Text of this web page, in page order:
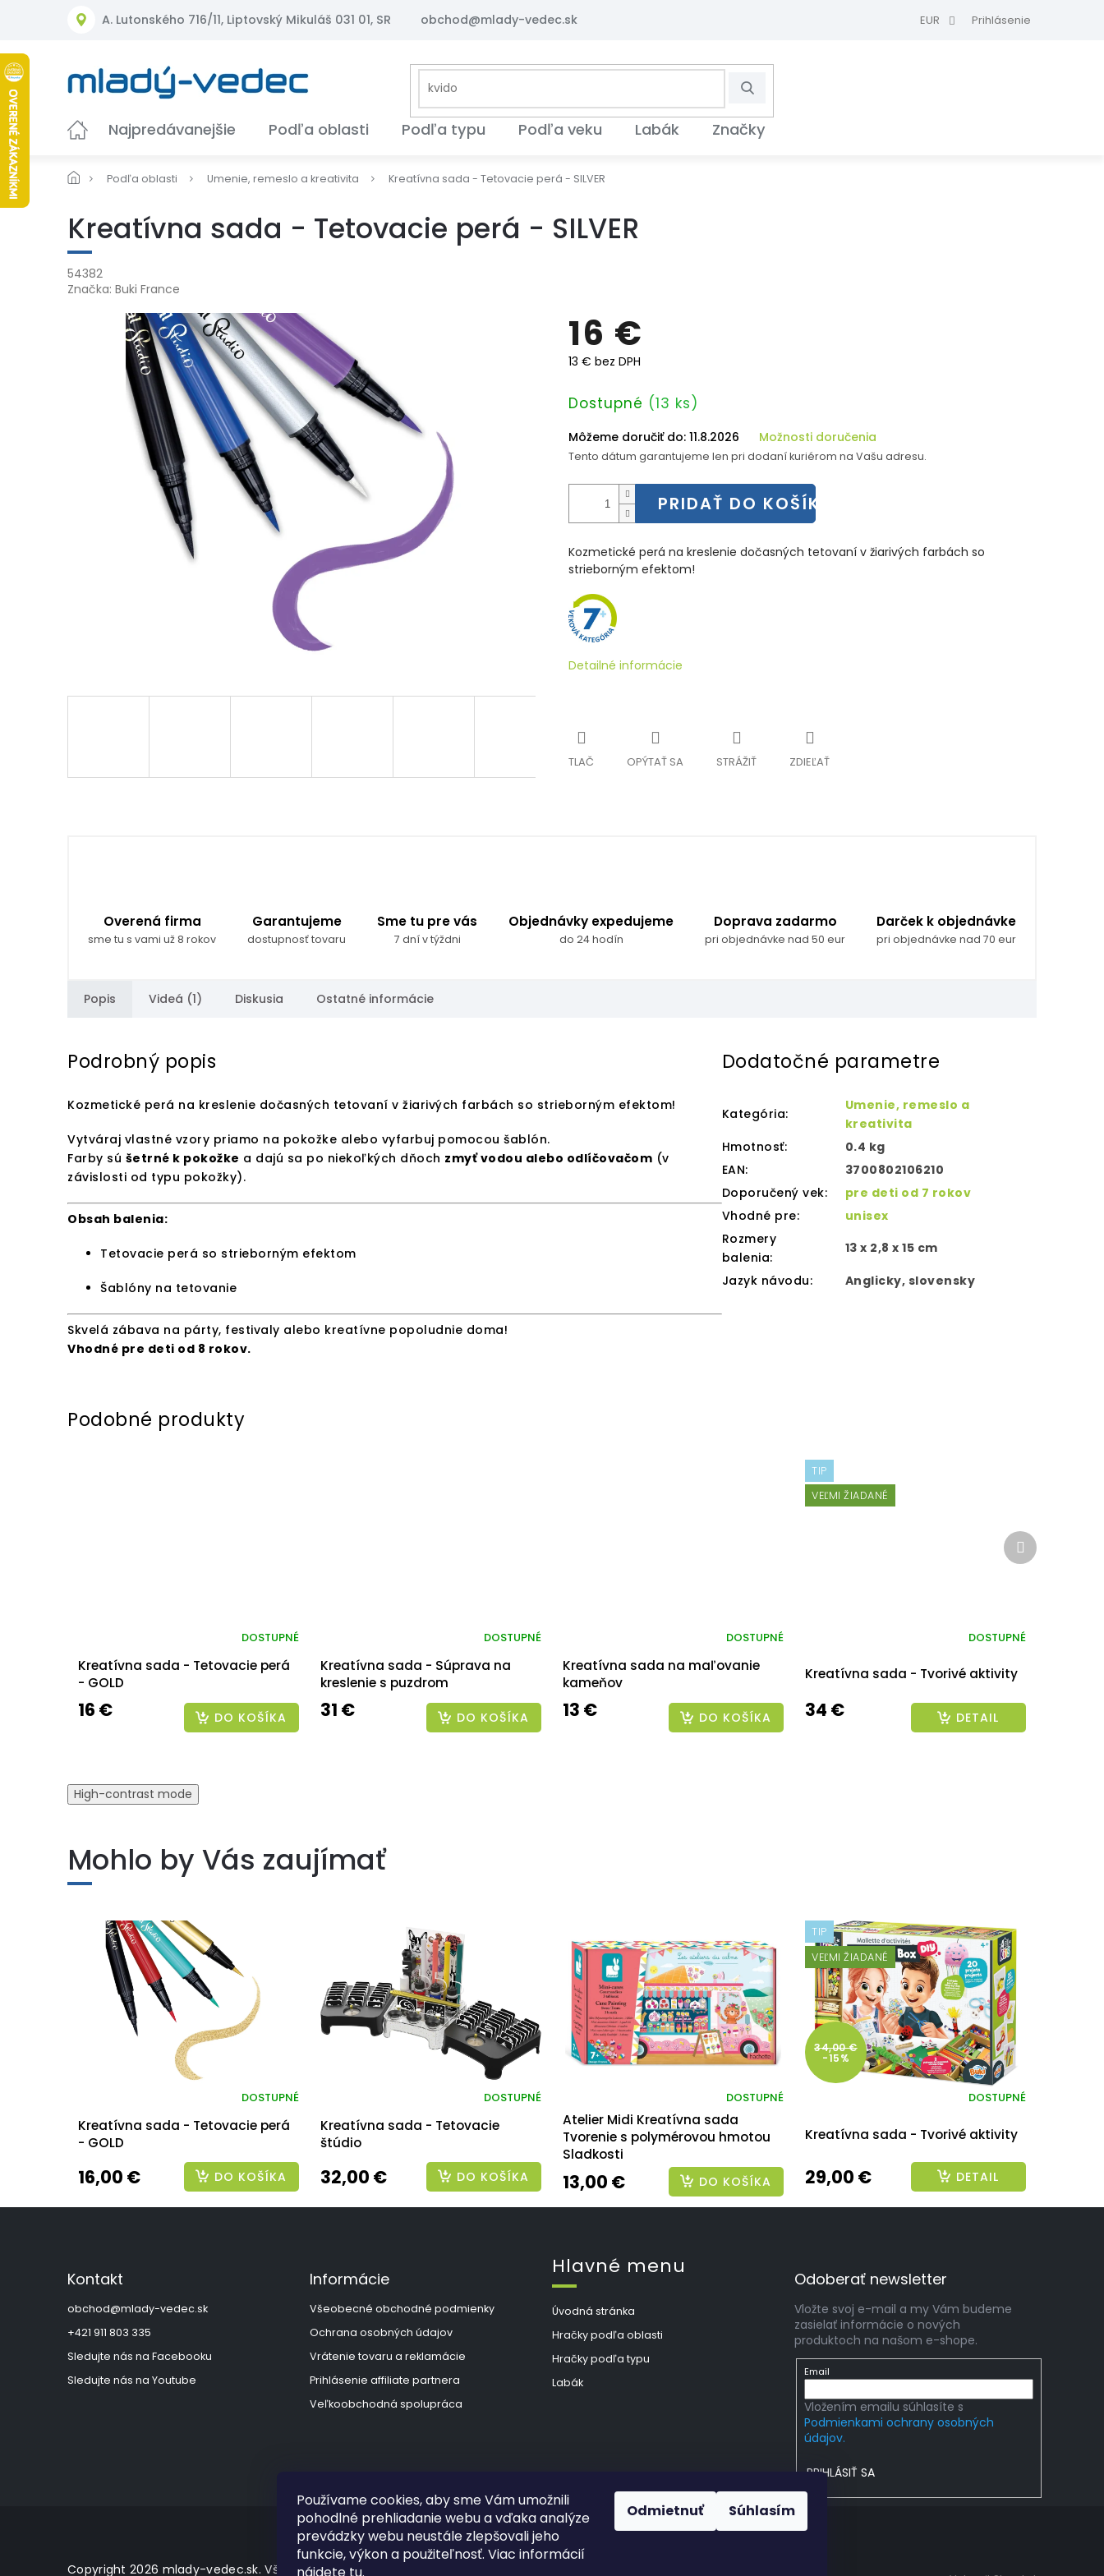
Používame cookies, aby sme Vám umožnili
pohodlné prehliadanie webu a vďaka analýze
prevádzky webu neustále zlepšovali jeho
funkcie, výkon a použiteľnosť. Viac informácií
Odmietnuť Súhlasím
A. Lutonského 716/11, Liptovský Mikuláš 031 01, SR obchod@mlady-vedec.sk EUR Prihlásenie
Hľadať
Najpredávanejšie Podľa oblasti Podľa typu Podľa veku Labák Značky
Podľa oblasti Umenie, remeslo a kreativita Kreatívna sada - Tetovacie perá - SILVER
Kreatívna sada - Tetovacie perá - SILVER
54382
Značka: Buki France
16 €
13 € bez DPH
Jednotková
Dostupné (13 ks)
Môžeme doručiť do: 11.8.2026 Možnosti doručenia
Tento dátum garantujeme len pri dodaní kuriérom na Vašu adresu.
PRIDAŤ DO KOŠÍKA
Kozmetické perá na kreslenie dočasných tetovaní v žiarivých farbách so
strieborným efektom!
Detailné informácie
TLAČ OPÝTAŤ SA STRÁŽIŤ ZDIEĽAŤ
Overená firma
sme tu s vami už 8 rokov
Garantujeme
dostupnosť tovaru
Sme tu pre vás
7 dní v týždni
Objednávky expedujeme
do 24 hodín
Doprava zadarmo
pri objednávke nad 50 eur
Darček k objednávke
pri objednávke nad 70 eur
Popis Videá (1) Diskusia Ostatné informácie
Podrobný popis
Kozmetické perá na kreslenie dočasných tetovaní v žiarivých farbách so strieborným efektom!
Vytváraj vlastné vzory priamo na pokožke alebo vyfarbuj pomocou šablón.
Farby sú šetrné k pokožke a dajú sa po niekoľkých dňoch zmyť vodou alebo odlíčovačom (v
závislosti od typu pokožky).
Obsah balenia:
Tetovacie perá so strieborným efektom
Šablóny na tetovanie
Skvelá zábava na párty, festivaly alebo kreatívne popoludnie doma!
Vhodné pre deti od 8 rokov.
Dodatočné parametre
Kategória:
Umenie, remeslo a
kreativita
Hmotnosť:
0.4 kg
EAN:
3700802106210
Doporučený vek:
pre deti od 7 rokov
Vhodné pre:
unisex
Rozmery
balenia:
13 x 2,8 x 15 cm
Jazyk návodu: Anglicky, slovensky
Kreatívna sada - Tetovacie perá
- GOLD
DOSTUPNÉ
16 € DO KOŠÍKA
Kreatívna sada - Súprava na
kreslenie s puzdrom
DOSTUPNÉ
31 € DO KOŠÍKA
Kreatívna sada na maľovanie
kameňov
DOSTUPNÉ
13 € DO KOŠÍKA
TIP
VEĽMI ŽIADANÉ
Kreatívna sada - Tvorivé aktivity
DOSTUPNÉ
34 € DETAIL
Ďalší
produkt
High-contrast mode
Mohlo by Vás zaujímať
Kreatívna sada - Tetovacie perá
- GOLD
DOSTUPNÉ
16,00 € DO KOŠÍKA
Kreatívna sada - Tetovacie
štúdio
DOSTUPNÉ
32,00 € DO KOŠÍKA
Atelier Midi Kreatívna sada
Tvorenie s polymérovou hmotou
Sladkosti
DOSTUPNÉ
13,00 € DO KOŠÍKA
TIP
VEĽMI ŽIADANÉ
34,00 €
-15%
Kreatívna sada - Tvorivé aktivity
DOSTUPNÉ
29,00 € DETAIL
Kontakt
obchod@mlady-vedec.sk
+421 911 803 335
Sledujte nás na Facebooku
Sledujte nás na Youtube
Informácie
Všeobecné obchodné podmienky
Ochrana osobných údajov
Vrátenie tovaru a reklamácie
Prihlásenie affiliate partnera
Veľkoobchodná spolupráca
Hlavné menu
Úvodná stránka
Hračky podľa oblasti
Hračky podľa typu
Labák
Odoberať newsletter
Vložte svoj e-mail a my Vám budeme
zasielať informácie o nových
produktoch na našom e-shope.
Email
Vložením emailu súhlasíte s
Podmienkami ochrany osobných
údajov.
PRIHLÁSIŤ SA
Copyright 2026 mlady-vedec.sk. Všetky práva vyhradené.